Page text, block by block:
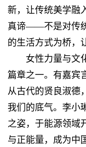
新，让传统美学融
真谛——不是对传
的生活方式为桥，
女性力量与文
篇章之一。有嘉宾
从古代的贤良淑德
我们的底气。李小
之姿，于能源领域
与正能量，成为中